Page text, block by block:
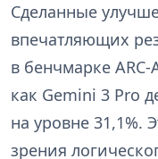
Сделанные
впечатляющих
в бенчмарке ARC-
как Gemini 3 Pro
на уровне 31,1%.
зрения